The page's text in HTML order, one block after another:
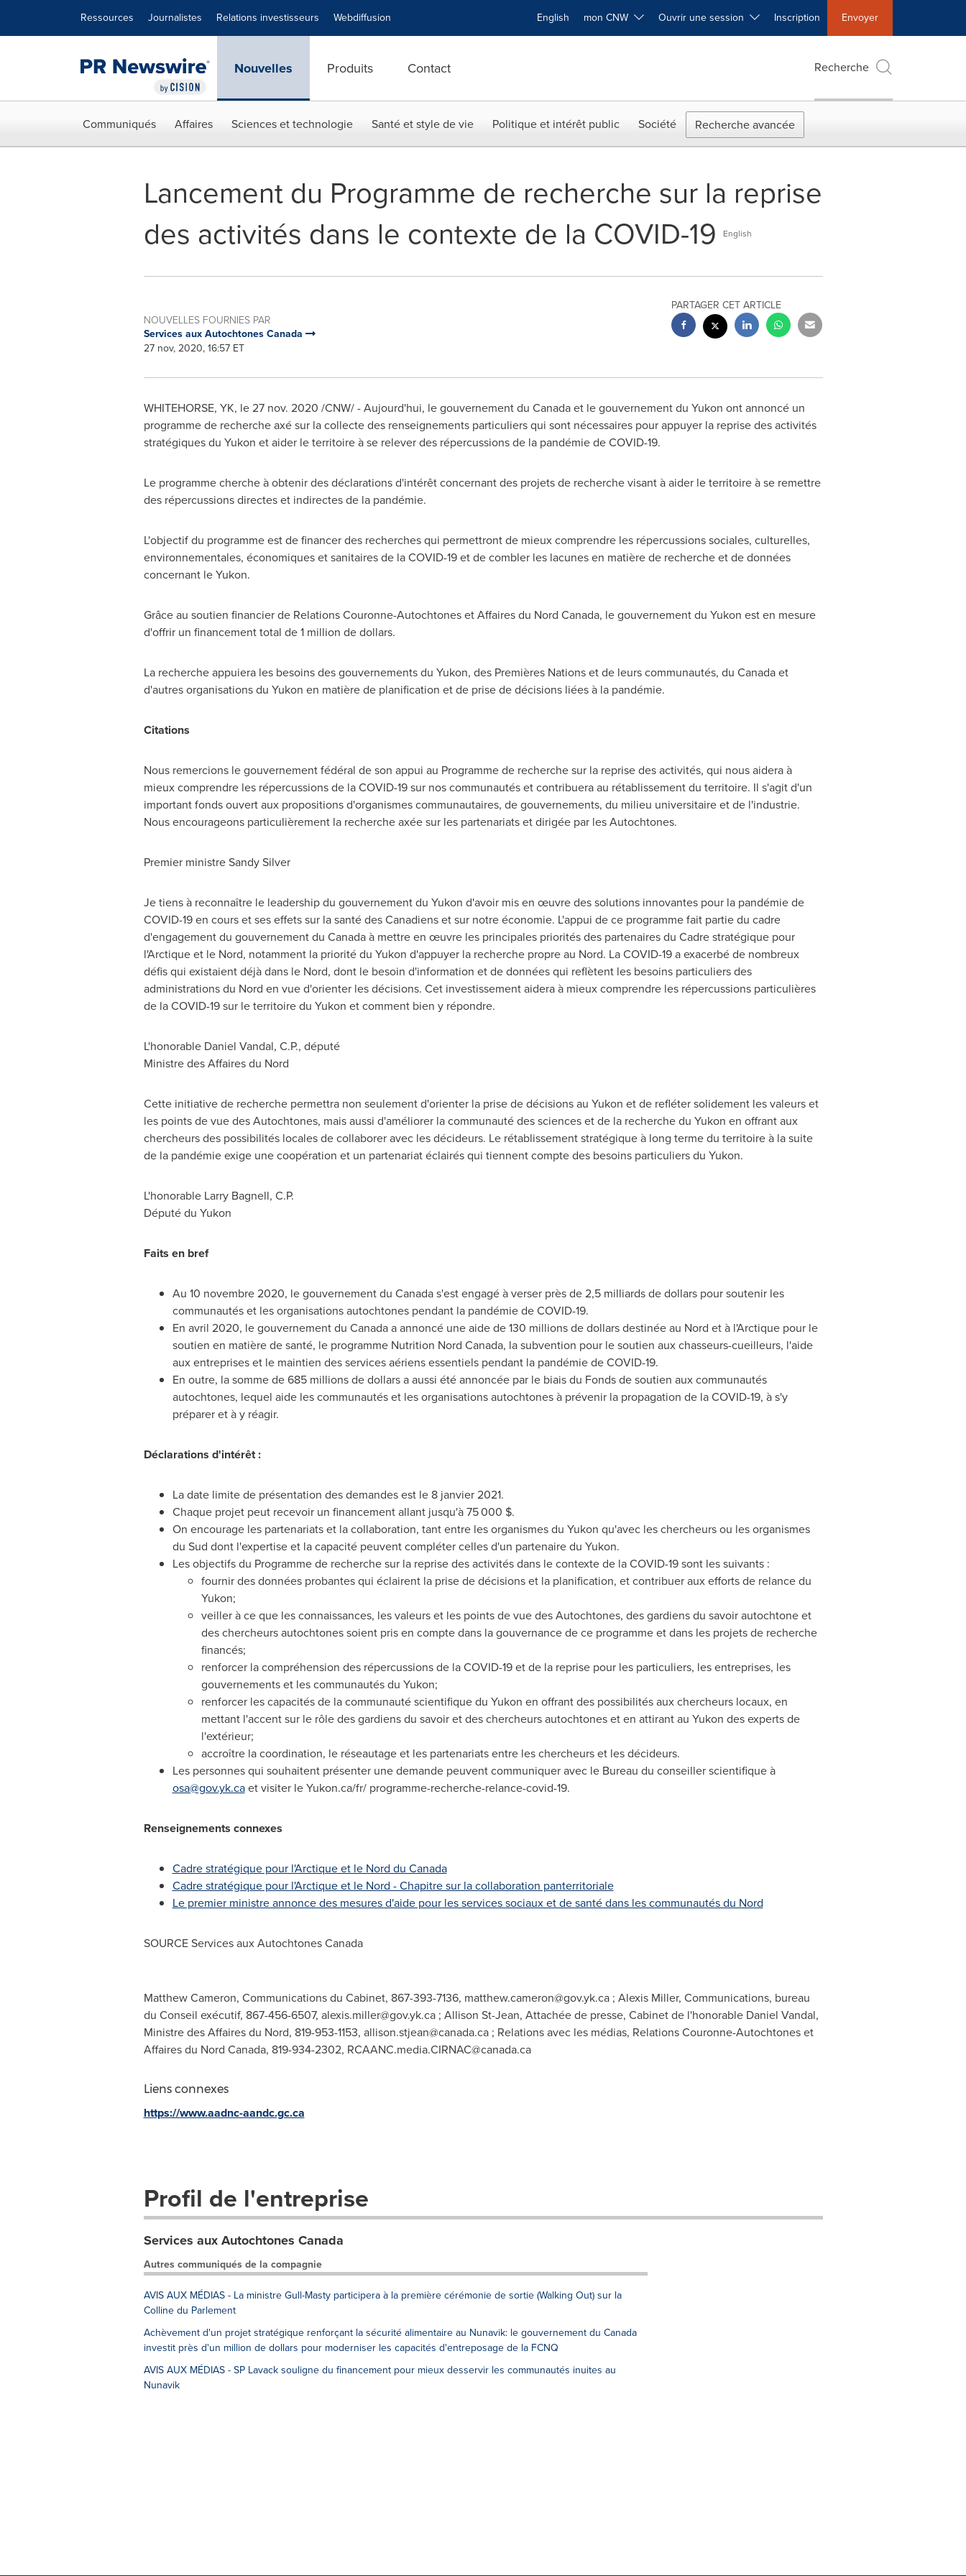
Ressources Journalistes Relations investisseurs Webdiffusion English mon CNW Ouvrir une session Inscription Envoyer
Nouvelles Produits Contact Recherche
Communiqués Affaires Sciences et technologie Santé et style de vie Politique et intérêt public Société Recherche avancée
Lancement du Programme de recherche sur la reprise
des activités dans le contexte de la COVID-19
English
NOUVELLES FOURNIES PAR
Services aux Autochtones Canada
27 nov, 2020, 16:57 ET
PARTAGER CET ARTICLE
WHITEHORSE, YK, le 27 nov. 2020 /CNW/ - Aujourd'hui, le gouvernement du Canada et le gouvernement du Yukon ont annoncé un
programme de recherche axé sur la collecte des renseignements particuliers qui sont nécessaires pour appuyer la reprise des activités
stratégiques du Yukon et aider le territoire à se relever des répercussions de la pandémie de COVID-19.
Le programme cherche à obtenir des déclarations d'intérêt concernant des projets de recherche visant à aider le territoire à se remettre
des répercussions directes et indirectes de la pandémie.
L'objectif du programme est de financer des recherches qui permettront de mieux comprendre les répercussions sociales, culturelles,
environnementales, économiques et sanitaires de la COVID-19 et de combler les lacunes en matière de recherche et de données
concernant leYukon.
Grâce au soutien financier de Relations Couronne-Autochtones et Affaires du Nord Canada, le gouvernement du Yukon est en mesure
d'offrir un financement total de 1 million de dollars.
La recherche appuiera les besoins des gouvernements du Yukon, des Premières Nations et de leurs communautés, du Canada et
d'autres organisations du Yukon en matière de planification et de prise de décisions liées à la pandémie.
Citations
Nous remercions le gouvernement fédéral de son appui au Programme de recherche sur la reprise des activités, qui nous aidera à
mieux comprendre les répercussions de la COVID-19 sur nos communautés et contribuera au rétablissement du territoire. Il s'agit d'un
important fonds ouvert aux propositions d'organismes communautaires, de gouvernements, du milieu universitaire et de l'industrie.
Nous encourageons particulièrement la recherche axée sur les partenariats et dirigée par les Autochtones.
Premier ministre Sandy Silver
Je tiens à reconnaître le leadership du gouvernement du Yukon d'avoir mis en œuvre des solutions innovantes pour la pandémie de
COVID-19 en cours et ses effets sur la santé des Canadiens et sur notre économie. L'appui de ce programme fait partie du cadre
d'engagement du gouvernement du Canada à mettre en œuvre les principales priorités des partenaires du Cadre stratégique pour
l'Arctique et le Nord, notamment la priorité du Yukon d'appuyer la recherche propre au Nord. La COVID-19 a exacerbé de nombreux
défis qui existaient déjà dans le Nord, dont le besoin d'information et de données qui reflètent les besoins particuliers des
administrations du Nord en vue d'orienter les décisions. Cet investissement aidera à mieux comprendre les répercussions particulières
de la COVID-19 sur le territoire du Yukon et comment bien y répondre.
L'honorable Daniel Vandal, C.P., député
Ministre des Affaires du Nord
Cette initiative de recherche permettra non seulement d'orienter la prise de décisions au Yukon et de refléter solidement les valeurs et
les points de vue des Autochtones, mais aussi d'améliorer la communauté des sciences et de la recherche du Yukon en offrant aux
chercheurs des possibilités locales de collaborer avec les décideurs. Le rétablissement stratégique à long terme du territoire à la suite
de la pandémie exige une coopération et un partenariat éclairés qui tiennent compte des besoins particuliers du Yukon.
L'honorable Larry Bagnell, C.P.
Député du Yukon
Faits en bref
Au 10 novembre 2020, le gouvernement du Canada s'est engagé à verser près de 2,5 milliards de dollars pour soutenir les
communautés et les organisations autochtones pendant la pandémie de COVID-19.
En avril 2020, le gouvernement du Canada a annoncé une aide de 130 millions de dollars destinée au Nord et à l'Arctique pour le
soutien en matière de santé, le programme Nutrition Nord Canada, la subvention pour le soutien aux chasseurs-cueilleurs, l'aide
aux entreprises et le maintien des services aériens essentiels pendant la pandémie de COVID-19.
En outre, la somme de 685 millions de dollars a aussi été annoncée par le biais du Fonds de soutien aux communautés
autochtones, lequel aide les communautés et les organisations autochtones à prévenir la propagation de la COVID-19, à s'y
préparer et à y réagir.
Déclarations d'intérêt :
La date limite de présentation des demandes est le 8 janvier 2021.
Chaque projet peut recevoir un financement allant jusqu'à 75 000 $.
On encourage les partenariats et la collaboration, tant entre les organismes du Yukon qu'avec les chercheurs ou les organismes
du Sud dont l'expertise et la capacité peuvent compléter celles d'un partenaire du Yukon.
Les objectifs du Programme de recherche sur la reprise des activités dans le contexte de la COVID-19 sont les suivants :
fournir des données probantes qui éclairent la prise de décisions et la planification, et contribuer aux efforts de relance du
Yukon;
veiller à ce que les connaissances, les valeurs et les points de vue des Autochtones, des gardiens du savoir autochtone et
des chercheurs autochtones soient pris en compte dans la gouvernance de ce programme et dans les projets de recherche
financés;
renforcer la compréhension des répercussions de la COVID-19 et de la reprise pour les particuliers, les entreprises, les
gouvernements et les communautés du Yukon;
renforcer les capacités de la communauté scientifique du Yukon en offrant des possibilités aux chercheurs locaux, en
mettant l'accent sur le rôle des gardiens du savoir et des chercheurs autochtones et en attirant au Yukon des experts de
l'extérieur;
accroître la coordination, le réseautage et les partenariats entre les chercheurs et les décideurs.
Les personnes qui souhaitent présenter une demande peuvent communiquer avec le Bureau du conseiller scientifique à
osa@gov.yk.caet visiter le Yukon.ca/fr/ programme-recherche-relance-covid-19.
Renseignements connexes
Cadre stratégique pour l'Arctique et le Nord du Canada
Cadre stratégique pour l'Arctique et le Nord - Chapitre sur la collaboration panterritoriale
Le premier ministre annonce des mesures d'aide pour les services sociaux et de santé dans les communautés du Nord
SOURCE Services aux Autochtones Canada
Matthew Cameron, Communications du Cabinet, 867-393-7136, matthew.cameron@gov.yk.ca; Alexis Miller, Communications, bureau
du Conseil exécutif, 867-456-6507, alexis.miller@gov.yk.ca; Allison St-Jean, Attachée de presse, Cabinet de l'honorable Daniel Vandal,
Ministre des Affaires du Nord, 819-953-1153, allison.stjean@canada.ca; Relations avec les médias, Relations Couronne-Autochtones et
Affaires du Nord Canada, 819-934-2302, RCAANC.media.CIRNAC@canada.ca
Liens connexes
https://www.aadnc-aandc.gc.ca
Profil de l'entreprise
Services aux Autochtones Canada
Autres communiqués de la compagnie
AVIS AUX MÉDIAS - La ministre Gull-Masty participera à la première cérémonie de sortie (Walking Out) sur la
Colline du Parlement
Achèvement d'un projet stratégique renforçant la sécurité alimentaire au Nunavik: le gouvernement du Canada
investit près d'un million de dollars pour moderniser les capacités d'entreposage de la FCNQ
AVIS AUX MÉDIAS - SP Lavack souligne du financement pour mieux desservir les communautés inuites au
Nunavik